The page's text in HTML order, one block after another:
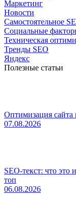
Маркетинг
Новости
Самостоятельное
Социальные
Техническая
Тренды SEO
Яндекс
Полезные статьи
Оптимизация сайта
07.08.2026
SEO-текст: что это
топ
06.08.2026